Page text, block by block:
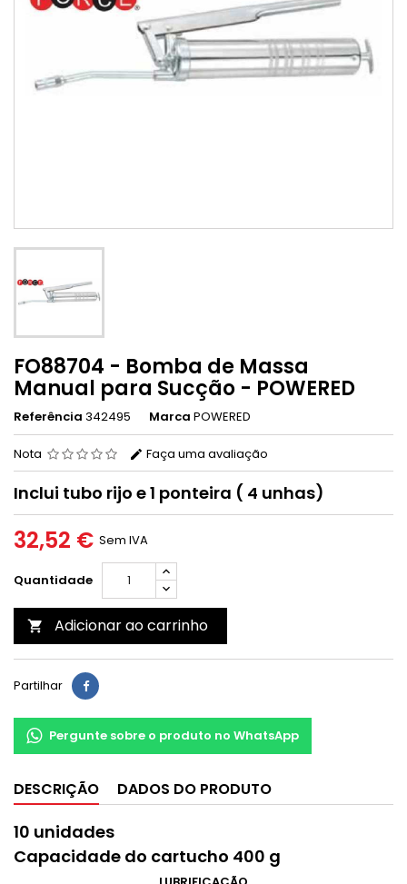
FO88704 - Bomba de Massa
Manual para Sucção - POWERED
Referência 342495 Marca POWERED
Nota Faça uma avaliação
Inclui tubo rijo e 1 ponteira ( 4 unhas)
32,52 € Sem IVA
Quantidade
 Adicionar ao carrinho
Partilhar
Pergunte sobre o produto no WhatsApp
DESCRIÇÃO DADOS DO PRODUTO
10 unidades
Capacidade do cartucho 400 g